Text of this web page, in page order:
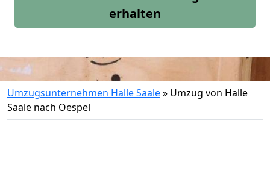
erhalten
Umzugsunternehmen Halle Saale» Umzug von Halle
Saale nach Oespel